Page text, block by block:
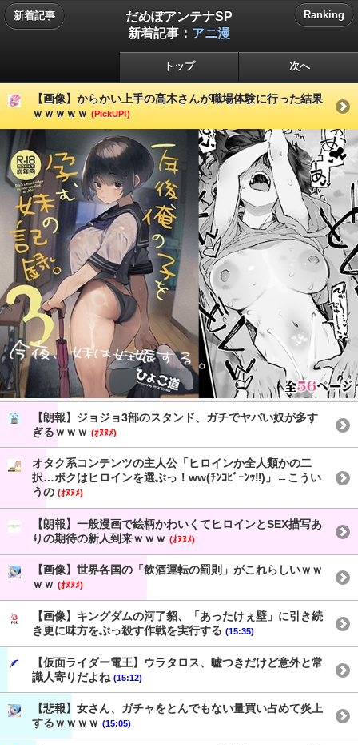
新着記事
だめぽアンテナSP
新着記事： アニ漫
Ranking
トップ 次へ
【画像】からかい上手の高木さんが職場体験に行った結果
ｗｗｗｗｗ (PickUP!)
【朗報】ジョジョ3部のスタンド、ガチでヤバい奴が多す
ぎるｗｗｗ (ｵﾇﾇﾒ)
オタク系コンテンツの主人公「ヒロインか全人類かの二
択…ボクはヒロインを選ぶっ！ww(ﾁﾝｺﾋﾞｰﾝｯ‼︎)」←こうい
うの (ｵﾇﾇﾒ)
【朗報】一般漫画で絵柄かわいくてヒロインとSEX描写あ
りの期待の新人到来ｗｗｗ (ｵﾇﾇﾒ)
【画像】世界各国の「飲酒運転の罰則」がこれらしいｗｗ
ｗｗ (ｵﾇﾇﾒ)
【画像】キングダムの河了貂、「あったけぇ壁」に引き続
き更に味方をぶっ殺す作戦を実行する (15:35)
【仮面ライダー電王】ウラタロス、嘘つきだけど意外と常
識人寄りだよね (15:12)
【悲報】女さん、ガチャをとんでもない量買い占めて炎上
するｗｗｗｗ (15:05)